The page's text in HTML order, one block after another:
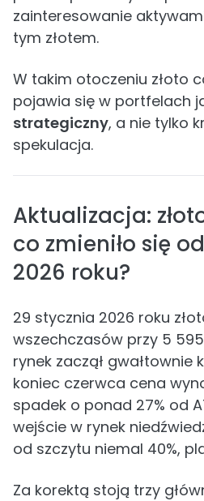
zainteresowanie
tym złotem.
W takim otoczeniu złoto
pojawia się w portfelach
strategiczny, a nie tylko
spekulacja.
Aktualizacja:
co zmieniło się
2026 roku?
29 stycznia 2026 roku
wszechczasów przy 5
rynek zaczął gwałtownie
koniec czerwca cena
spadek o ponad 27% od
wejście w rynek
od szczytu niemal 40%,
Za korektą stoją trzy